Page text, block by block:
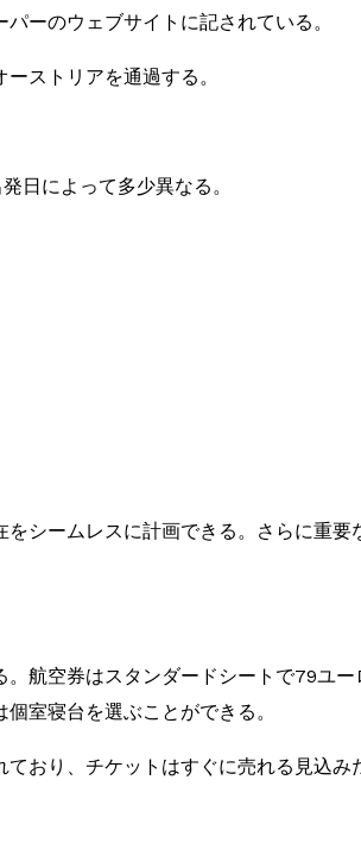
ーのウェブサイトに記されている。
ストリアを通過する。
日によって多少異なる。
シームレスに計画できる。さらに重
航空券はスタンダードシートで79ユ
室寝台を選ぶことができる。
おり、チケットはすぐに売れる見込